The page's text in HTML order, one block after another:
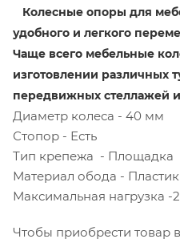
Колесные опоры для
удобного и легкого
Чаще всего мебельные
изготовлении различных
передвижных стеллажей и
Диаметр колеса - 40 мм
Стопор - Есть
Тип крепежа - Площадка
Материал обода - Пластик
Максимальная нагрузка -
Чтобы приобрести товар